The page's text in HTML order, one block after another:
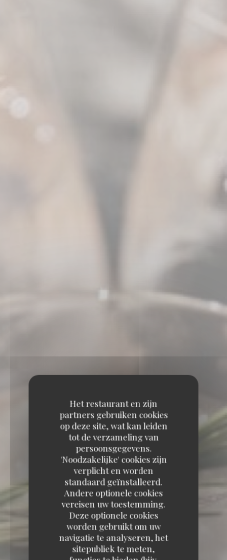
Het restaurant en zijn
partners gebruiken cookies
op deze site, wat kan leiden
tot de verzameling van
persoonsgegevens.
'Noodzakelijke' cookies zijn
verplicht en worden
standaard geïnstalleerd.
Andere optionele cookies
vereisen uw toestemming.
Deze optionele cookies
worden gebruikt om uw
navigatie te analyseren, het
sitepubliek te meten,